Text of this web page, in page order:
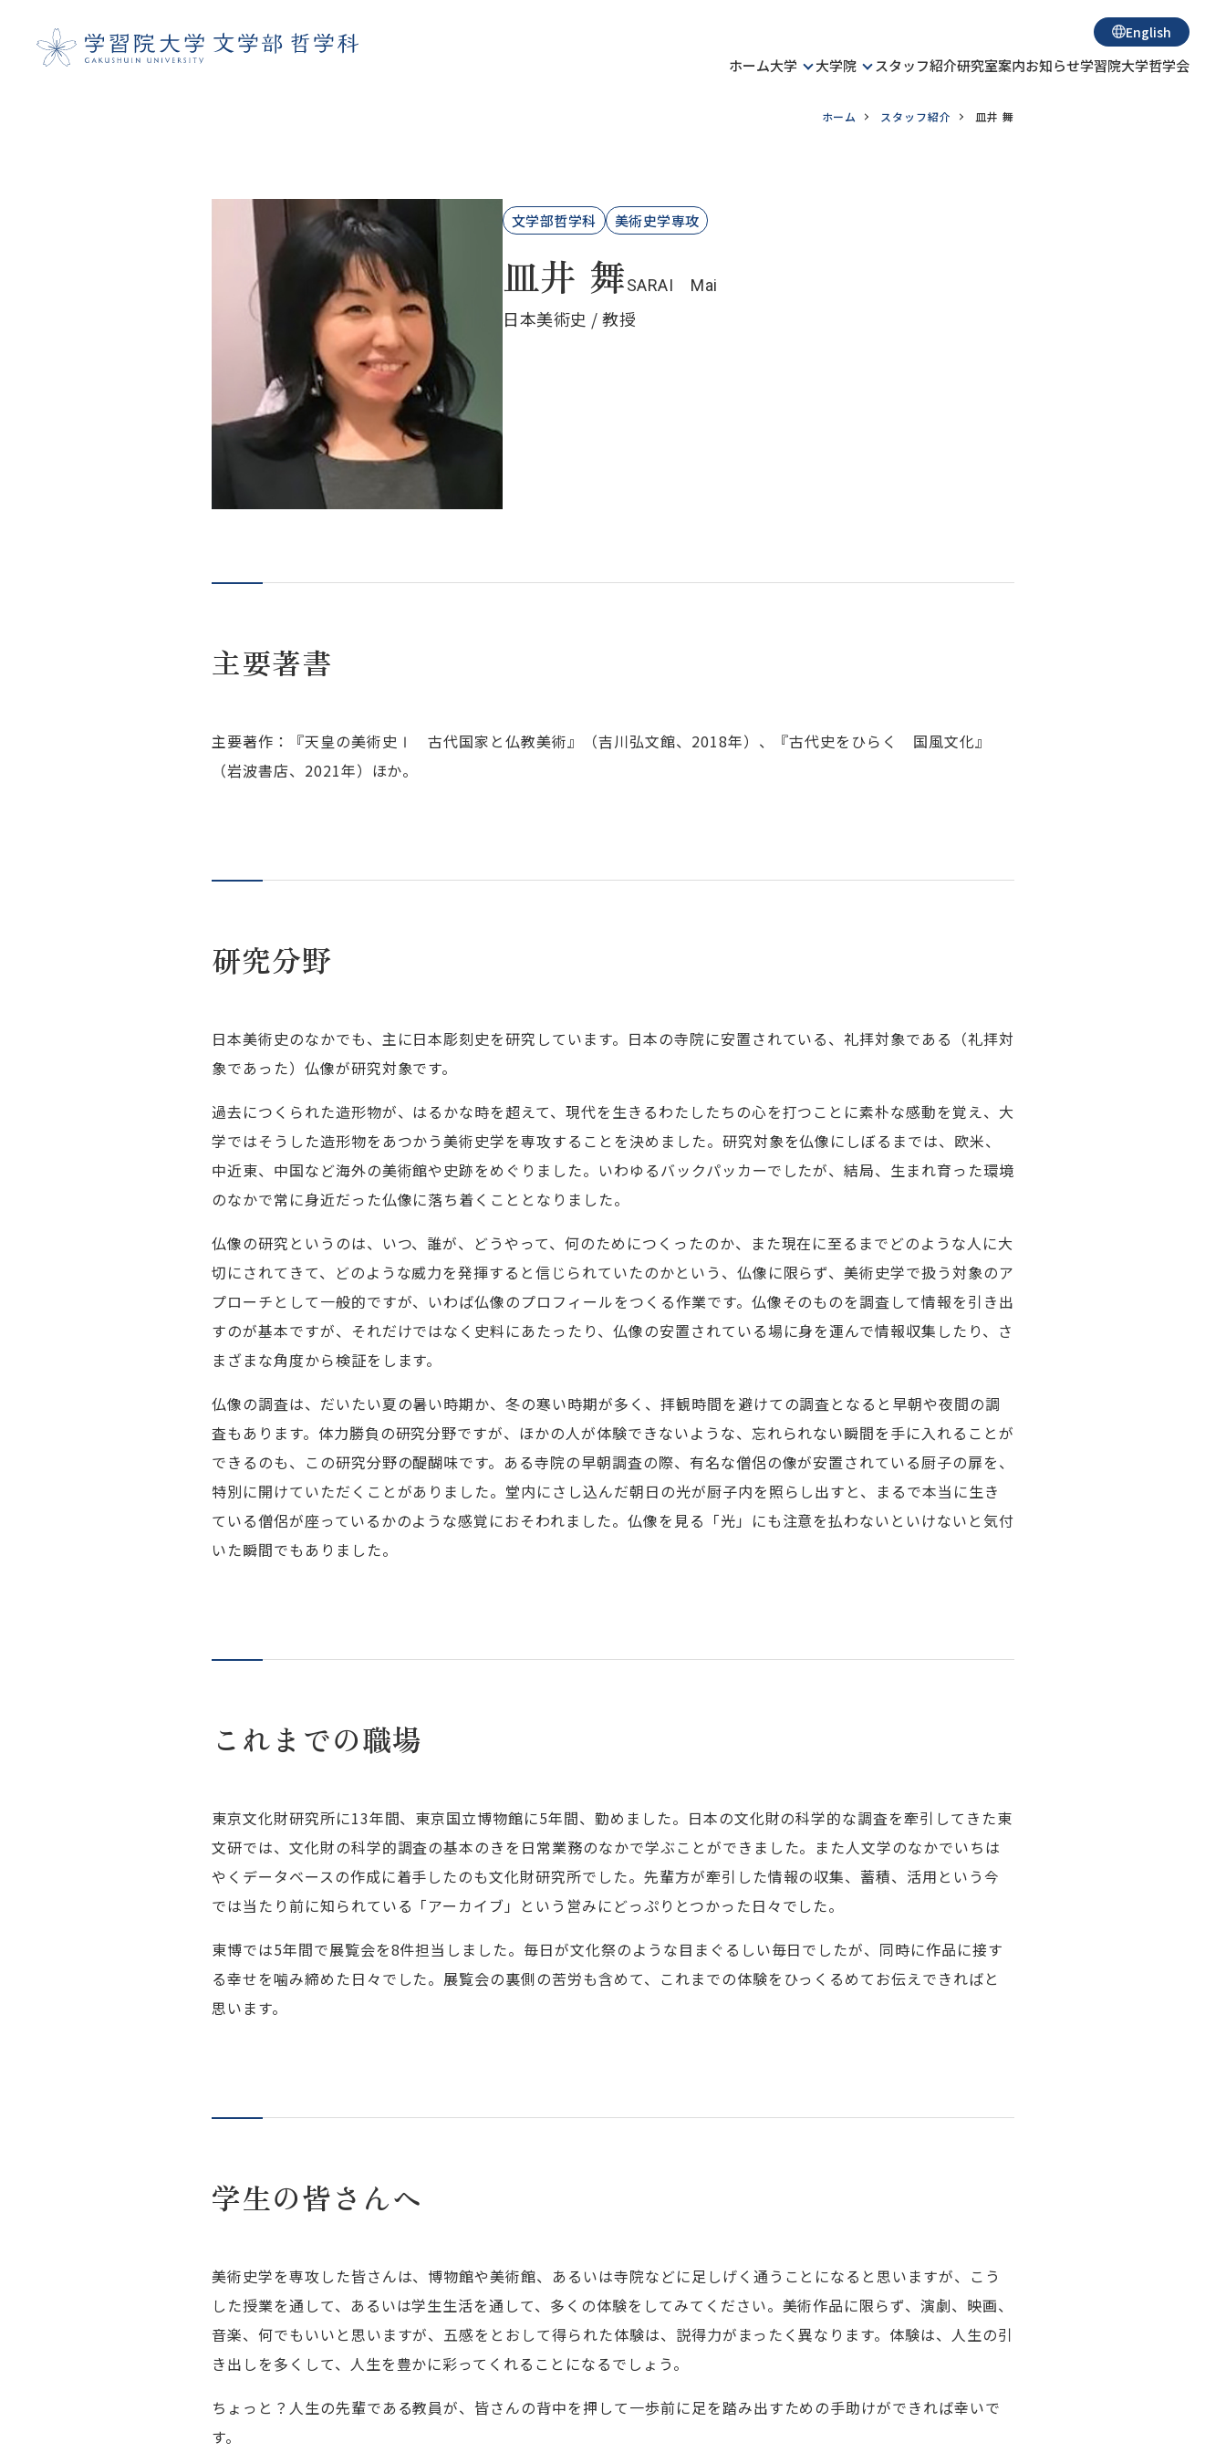
English
ホーム大学 大学院 スタッフ紹介研究室案内お知らせ学習院大学哲学会
ホーム スタッフ紹介 皿井 舞
文学部哲学科 美術史学専攻
皿井 舞SARAI Mai
日本美術史 / 教授
主要著書
主要著作：『天皇の美術史Ⅰ 古代国家と仏教美術』（吉川弘文館、2018年）、『古代史をひらく 国風文化』
（岩波書店、2021年）ほか。
研究分野
日本美術史のなかでも、主に日本彫刻史を研究しています。日本の寺院に安置されている、礼拝対象である（礼拝対
象であった）仏像が研究対象です。
過去につくられた造形物が、はるかな時を超えて、現代を生きるわたしたちの心を打つことに素朴な感動を覚え、大
学ではそうした造形物をあつかう美術史学を専攻することを決めました。研究対象を仏像にしぼるまでは、欧米、
中近東、中国など海外の美術館や史跡をめぐりました。いわゆるバックパッカーでしたが、結局、生まれ育った環境
のなかで常に身近だった仏像に落ち着くこととなりました。
仏像の研究というのは、いつ、誰が、どうやって、何のためにつくったのか、また現在に至るまでどのような人に大
切にされてきて、どのような威力を発揮すると信じられていたのかという、仏像に限らず、美術史学で扱う対象のア
プローチとして一般的ですが、いわば仏像のプロフィールをつくる作業です。仏像そのものを調査して情報を引き出
すのが基本ですが、それだけではなく史料にあたったり、仏像の安置されている場に身を運んで情報収集したり、さ
まざまな角度から検証をします。
仏像の調査は、だいたい夏の暑い時期か、冬の寒い時期が多く、拝観時間を避けての調査となると早朝や夜間の調
査もあります。体力勝負の研究分野ですが、ほかの人が体験できないような、忘れられない瞬間を手に入れることが
できるのも、この研究分野の醍醐味です。ある寺院の早朝調査の際、有名な僧侶の像が安置されている厨子の扉を、
特別に開けていただくことがありました。堂内にさし込んだ朝日の光が厨子内を照らし出すと、まるで本当に生き
ている僧侶が座っているかのような感覚におそわれました。仏像を見る「光」にも注意を払わないといけないと気付
いた瞬間でもありました。
これまでの職場
東京文化財研究所に13年間、東京国立博物館に5年間、勤めました。日本の文化財の科学的な調査を牽引してきた東
文研では、文化財の科学的調査の基本のきを日常業務のなかで学ぶことができました。また人文学のなかでいちは
やくデータベースの作成に着手したのも文化財研究所でした。先輩方が牽引した情報の収集、蓄積、活用という今
では当たり前に知られている「アーカイブ」という営みにどっぷりとつかった日々でした。
東博では5年間で展覧会を8件担当しました。毎日が文化祭のような目まぐるしい毎日でしたが、同時に作品に接す
る幸せを噛み締めた日々でした。展覧会の裏側の苦労も含めて、これまでの体験をひっくるめてお伝えできればと
思います。
学生の皆さんへ
美術史学を専攻した皆さんは、博物館や美術館、あるいは寺院などに足しげく通うことになると思いますが、こう
した授業を通して、あるいは学生生活を通して、多くの体験をしてみてください。美術作品に限らず、演劇、映画、
音楽、何でもいいと思いますが、五感をとおして得られた体験は、説得力がまったく異なります。体験は、人生の引
き出しを多くして、人生を豊かに彩ってくれることになるでしょう。
ちょっと？人生の先輩である教員が、皆さんの背中を押して一歩前に足を踏み出すための手助けができれば幸いで
す。
ホーム